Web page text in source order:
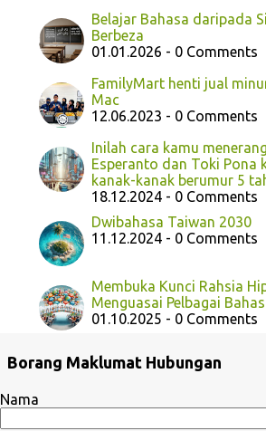
Belajar Bahasa daripada
Berbeza
01.01.2026 - 0 Comments
FamilyMart henti jual
Mac
12.06.2023 - 0 Comments
Inilah cara kamu
Esperanto dan Toki Pona
kanak-kanak berumur 5
18.12.2024 - 0 Comments
Dwibahasa Taiwan 2030
11.12.2024 - 0 Comments
Membuka Kunci Rahsia
Menguasai Pelbagai
01.10.2025 - 0 Comments
Borang Maklumat Hubungan
Nama